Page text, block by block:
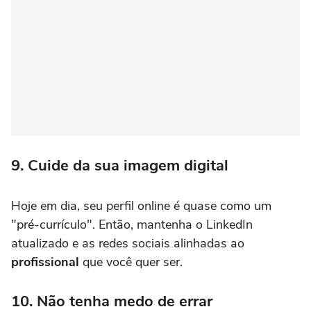
9. Cuide da sua imagem digital
Hoje em dia, seu perfil online é quase como um
"pré-currículo". Então, mantenha o LinkedIn
atualizado e as redes sociais alinhadas ao
profissional que você quer ser.
10. Não tenha medo de errar